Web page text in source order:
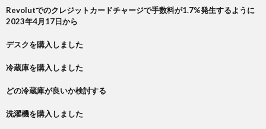
Revolutでのクレジットカードチャージで手数料が1.7%発生するように
2023年4月17日から
デスクを購入しました
冷蔵庫を購入しました
どの冷蔵庫が良いか検討する
洗濯機を購入しました